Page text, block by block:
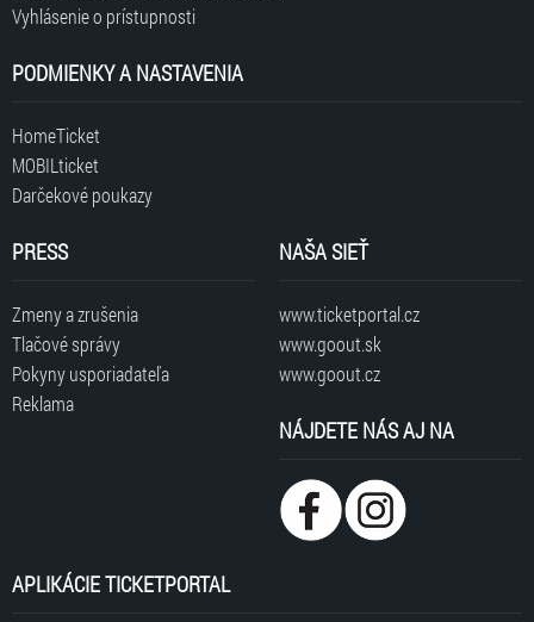
Vyhlásenie o prístupnosti
PODMIENKY A NASTAVENIA
HomeTicket
MOBILticket
Darčekové poukazy
PRESS
Zmeny a zrušenia
Tlačové správy
Pokyny usporiadateľa
Reklama
NAŠA SIEŤ
www.ticketportal.cz
www.goout.sk
www.goout.cz
NÁJDETE NÁS AJ NA
APLIKÁCIE TICKETPORTAL